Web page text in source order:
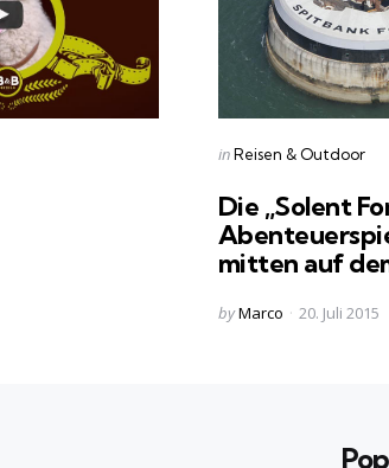
Categories
Posted
in Reisen & Outdoor
Die „Solent
mitten auf
Posted
byMarco 20. Juli 2015